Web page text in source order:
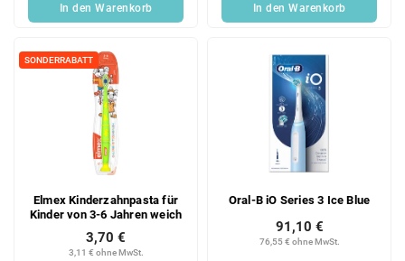
In den Warenkorb In den Warenkorb
SONDERRABATT
Elmex Kinderzahnpasta für
Kinder von 3-6 Jahren weich
3,11 € ohne MwSt.
3,70 €
Oral-B iO Series 3 Ice Blue
76,55 € ohne MwSt.
91,10 €